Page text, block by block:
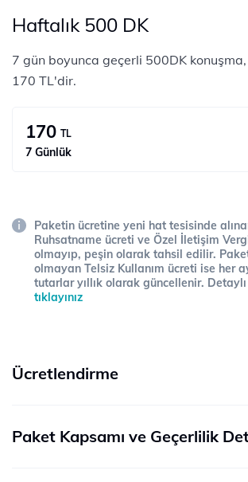
Haftalık 500 DK
7 gün boyunca geçerli 500DK
170 TL'dir.
170 TL
7 Günlük
Paketin ücretine yeni hat tesisinde
Ruhsatname ücreti ve Özel İletişim
olmayıp, peşin olarak tahsil edilir.
olmayan Telsiz Kullanım ücreti ise her
tutarlar yıllık olarak güncellenir.
tıklayınız
Ücretlendirme
Paket Kapsamı ve Geçerlilik